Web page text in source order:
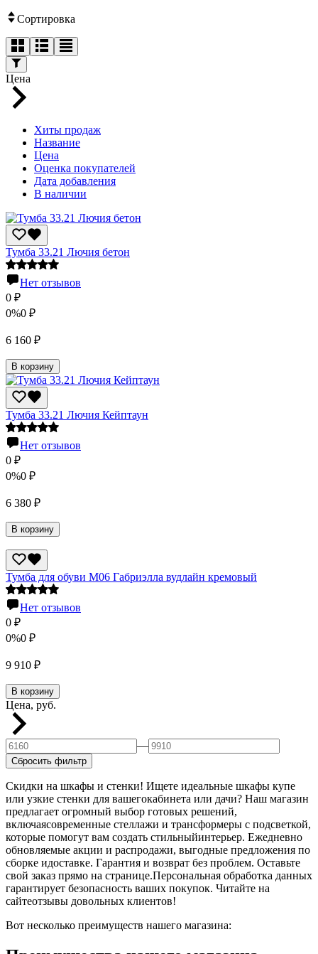
Сортировка
Цена
Хиты продаж
Название
Цена
Оценка покупателей
Дата добавления
В наличии
Тумба 33.21 Лючия бетон
Нет отзывов
0 ₽
0%0 ₽
6 160 ₽
В корзину
Тумба 33.21 Лючия Кейптаун
Нет отзывов
0 ₽
0%0 ₽
6 380 ₽
В корзину
Тумба для обуви М06 Габриэлла вудлайн кремовый
Нет отзывов
0 ₽
0%0 ₽
9 910 ₽
В корзину
Цена, руб.
—
Сбросить фильтр
Скидки на шкафы и стенки! Ищете идеальные шкафы купе
или узкие стенки для вашегокабинета или дачи? Наш магазин
предлагает огромный выбор готовых решений,
включаясовременные стеллажи и трансформеры с подсветкой,
которые помогут вам создать стильныйинтерьер. Ежедневно
обновляемые акции и распродажи, выгодные предложения по
сборке идоставке. Гарантия и возврат без проблем. Оставьте
свой заказ прямо на странице.Персональная обработка данных
гарантирует безопасность ваших покупок. Читайте на
сайтеотзывы довольных клиентов!
Вот несколько преимуществ нашего магазина: